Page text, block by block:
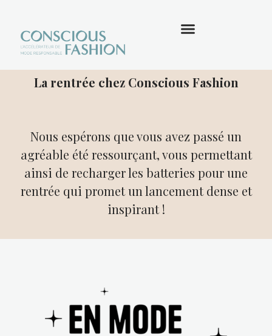
La rentrée chez Conscious Fashion
Nous espérons que vous avez passé un
agréable été ressourçant, vous permettant
ainsi de recharger les batteries pour une
rentrée qui promet un lancement dense et
inspirant !